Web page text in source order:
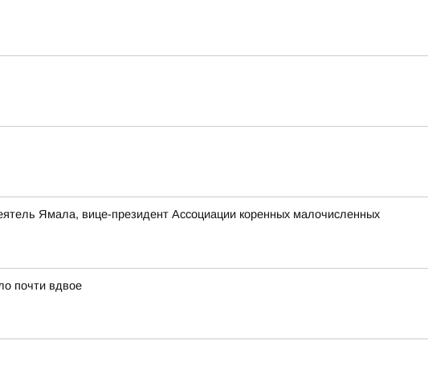
Ямала, вице-президент Ассоциации коренных малочисленных
почти вдвое